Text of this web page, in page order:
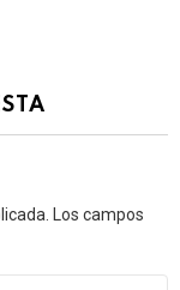
Los campos